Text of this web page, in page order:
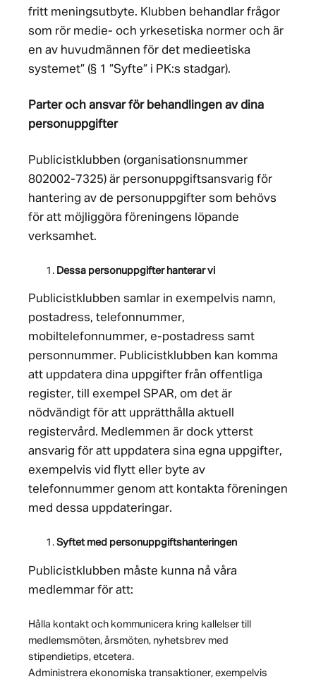
fritt meningsutbyte. Klubben behandlar frågor
som rör medie- och yrkesetiska normer och är
en av huvudmännen för det medieetiska
systemet” (§ 1 ”Syfte” i PK:s stadgar).
Parter och ansvar för behandlingen av dina
personuppgifter
Publicistklubben (organisationsnummer
802002-7325) är personuppgiftsansvarig för
hantering av de personuppgifter som behövs
för att möjliggöra föreningens löpande
verksamhet.
Dessa personuppgifter hanterar vi
Publicistklubben samlar in exempelvis namn,
postadress, telefonnummer,
mobiltelefonnummer, e-postadress samt
personnummer. Publicistklubben kan komma
att uppdatera dina uppgifter från offentliga
register, till exempel SPAR, om det är
nödvändigt för att upprätthålla aktuell
registervård. Medlemmen är dock ytterst
ansvarig för att uppdatera sina egna uppgifter,
exempelvis vid flytt eller byte av
telefonnummer genom att kontakta föreningen
med dessa uppdateringar.
Syftet med personuppgiftshanteringen
Publicistklubben måste kunna nå våra
medlemmar för att:
Hålla kontakt och kommunicera kring kallelser till
medlemsmöten, årsmöten, nyhetsbrev med
stipendietips, etcetera.
Administrera ekonomiska transaktioner, exempelvis